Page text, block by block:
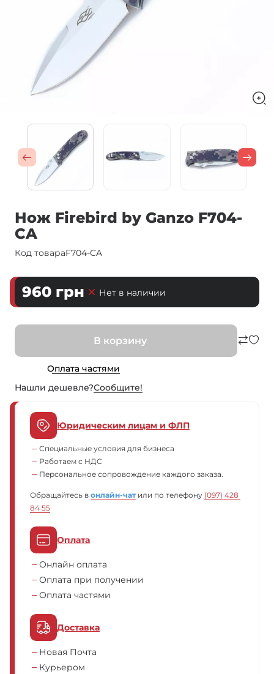
Нож Firebird by Ganzo F704-
CA
Код товараF704-CA
960 грн Нет в наличии
В корзину
Оплата частями
Нашли дешевле?Сообщите!
Юридическим лицам и ФЛП
Специальные условия для бизнеса
Работаем с НДС
Персональное сопровождение каждого заказа.
Обращайтесь в онлайн-чатили по телефону (097) 428
84 55
Оплата
Онлайн оплата
Оплата при получении
Оплата частями
Доставка
Новая Почта
Курьером